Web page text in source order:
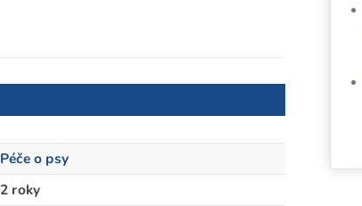
Péče o psy
2 roky